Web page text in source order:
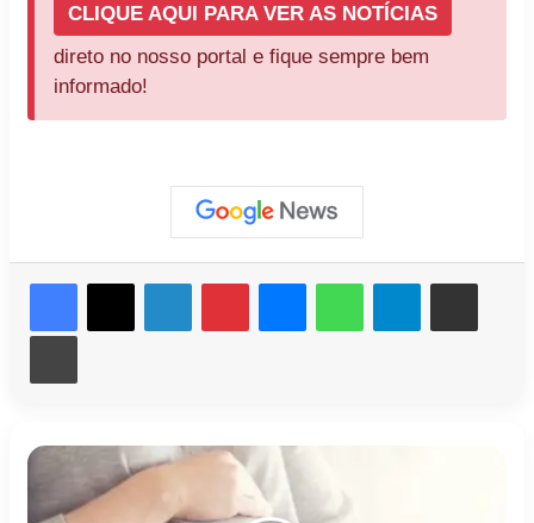
CLIQUE AQUI PARA VER AS NOTÍCIAS
direto no nosso portal e fique sempre bem
informado!
Facebook
X LinkedinPinterestMessengerWhatsAppTelegramCompartilhar via e-mail
Imprimir
Adolescente
anos